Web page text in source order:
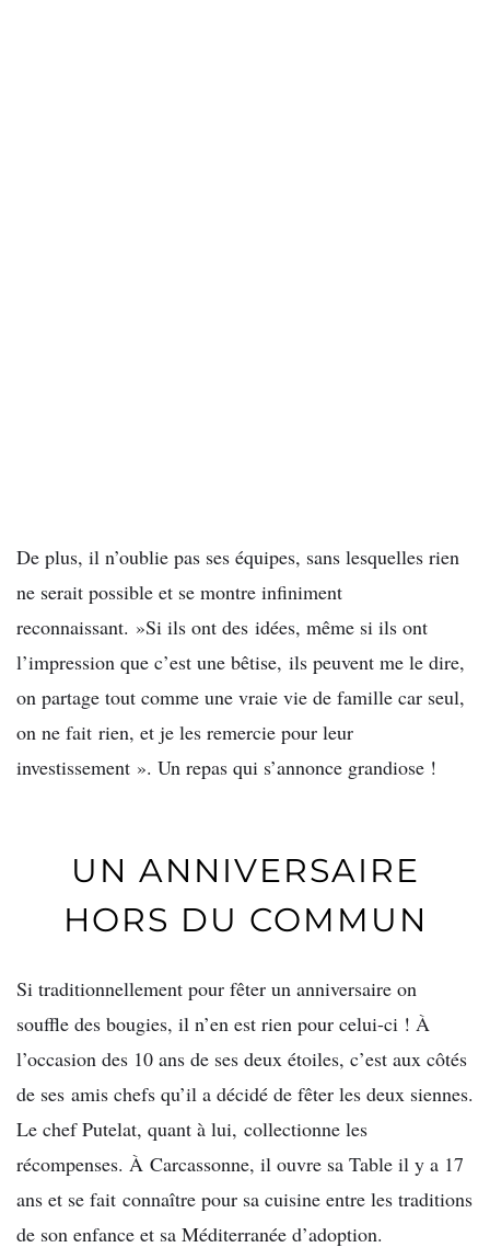
De plus, il n’oublie pas ses équipes, sans lesquelles rien
ne serait possible et se montre infiniment
reconnaissant. »Si ils ont des idées, même si ils ont
l’impression que c’est une bêtise, ils peuvent me le dire,
on partage tout comme une vraie vie de famille car seul,
on ne fait rien, et je les remercie pour leur
investissement ». Un repas qui s’annonce grandiose !
UN ANNIVERSAIRE
HORS DU COMMUN
Si traditionnellement pour fêter un anniversaire on
souffle des bougies, il n’en est rien pour celui-ci ! À
l’occasion des 10 ans de ses deux étoiles, c’est aux côtés
de ses amis chefs qu’il a décidé de fêter les deux siennes.
Le chef Putelat, quant à lui, collectionne les
récompenses. À Carcassonne, il ouvre sa Table il y a 17
ans et se fait connaître pour sa cuisine entre les traditions
de son enfance et sa Méditerranée d’adoption.